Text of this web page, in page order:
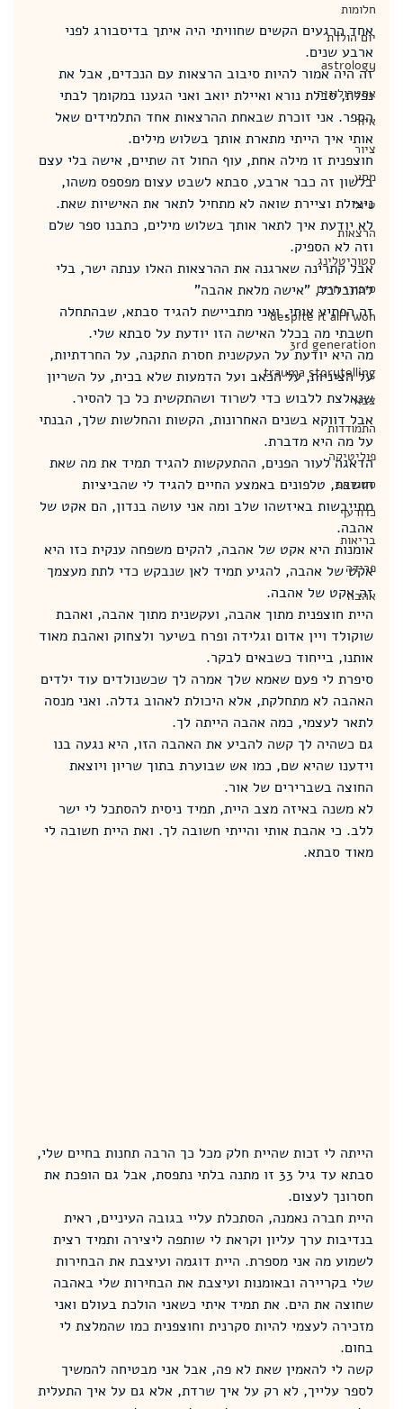
חלומות
יום הולדת
astrology
אסטרולוגיה
איור
ציור
מסע
טיול
הרצאות
סטוריטלינג
סיפורי חיים
despite it all I won
3rd generation
trauma storytelling
צבא
התמודדות
פוליטיקה
סטנדאפ
כדורעף
בריאות
פרידה
אהבה
אחד הרגעים הקשים שחוויתי היה איתך בדיסבורג לפני
ארבע שנים.
זה היה אמור להיות סיבוב הרצאות עם הנכדים, אבל את
נפלת, סבלת נורא ואיילת יואב ואני הגענו במקומך לבתי
הספר. אני זוכרת שבאחת ההרצאות אחד התלמידים שאל
אותי איך הייתי מתארת אותך בשלוש מילים.
חוצפנית זו מילה אחת, עוף החול זה שתיים, אישה בלי עצם
בלשון זה כבר ארבע, סבתא לשבט עצום מפספס משהו,
ניצולת וציירת שואה לא מתחיל לתאר את האישיות שאת.
לא יודעת איך לתאר אותך בשלוש מילים, כתבנו ספר שלם
וזה לא הספיק.
אבל קתרינה שארגנה את ההרצאות האלו ענתה ישר, בלי
להתבלבל, "אישה מלאת אהבה"
זה הפתיע אותי, ואני מתביישת להגיד סבתא, שבהתחלה
חשבתי מה בכלל האישה הזו יודעת על סבתא שלי.
מה היא יודעת על העקשנית חסרת התקנה, על החרדתיות,
על הציניות, על הכאב ועל הדמעות שלא בכית, על השריון
שנאלצת ללבוש כדי לשרוד ושהתקשית כל כך להסיר.
אבל דווקא בשנים האחרונות, הקשות והחלשות שלך, הבנתי
על מה היא מדברת.
הדאגה לעור הפנים, ההתעקשות להגיד תמיד את מה שאת
חושבת, טלפונים באמצע החיים להגיד לי שהביציות
מתייבשות באיזשהו שלב ומה אני עושה בנדון, הם אקט של
אהבה.
אומנות היא אקט של אהבה, להקים משפחה ענקית כזו היא
אקט של אהבה, להגיע תמיד לאן שנבקש כדי לתת מעצמך
זה אקט של אהבה.
היית חוצפנית מתוך אהבה, ועקשנית מתוך אהבה, ואהבת
שוקולד ויין אדום וגלידה ופרח בשיער ולצחוק ואהבת מאוד
אותנו, בייחוד כשבאים לבקר.
סיפרת לי פעם שאמא שלך אמרה לך שכשנולדים עוד ילדים
האהבה לא מתחלקת, אלא היכולת לאהוב גדלה. ואני מנסה
לתאר לעצמי, כמה אהבה הייתה לך.
גם כשהיה לך קשה להביע את האהבה הזו, היא נגעה בנו
וידענו שהיא שם, כמו אש שבוערת בתוך שריון ויוצאת
החוצה בשברירים של אור.
לא משנה באיזה מצב היית, תמיד ניסית להסתכל לי ישר
ללב. כי אהבת אותי והייתי חשובה לך. ואת היית חשובה לי
מאוד סבתא.
הייתה לי זכות שהיית חלק מכל כך הרבה תחנות בחיים שלי,
סבתא עד גיל 33 זו מתנה בלתי נתפסת, אבל גם הופכת את
חסרונך לעצום.
היית חברה נאמנה, הסתכלת עליי בגובה העיניים, ראית
בנדיבות ערך עליון וקראת לי שותפה ליצירה ותמיד רצית
לשמוע מה אני מספרת. היית דוגמה ועיצבת את הבחירות
שלי בקריירה ובאומנות ועיצבת את הבחירות שלי באהבה
שחוצה את הים. את תמיד איתי כשאני הולכת בעולם ואני
מזכירה לעצמי להיות סקרנית וחוצפנית כמו שהמלצת לי
בחום.
קשה לי להאמין שאת לא פה, אבל אני מבטיחה להמשיך
לספר עלייך, לא רק על איך שרדת, אלא גם על איך התעלית